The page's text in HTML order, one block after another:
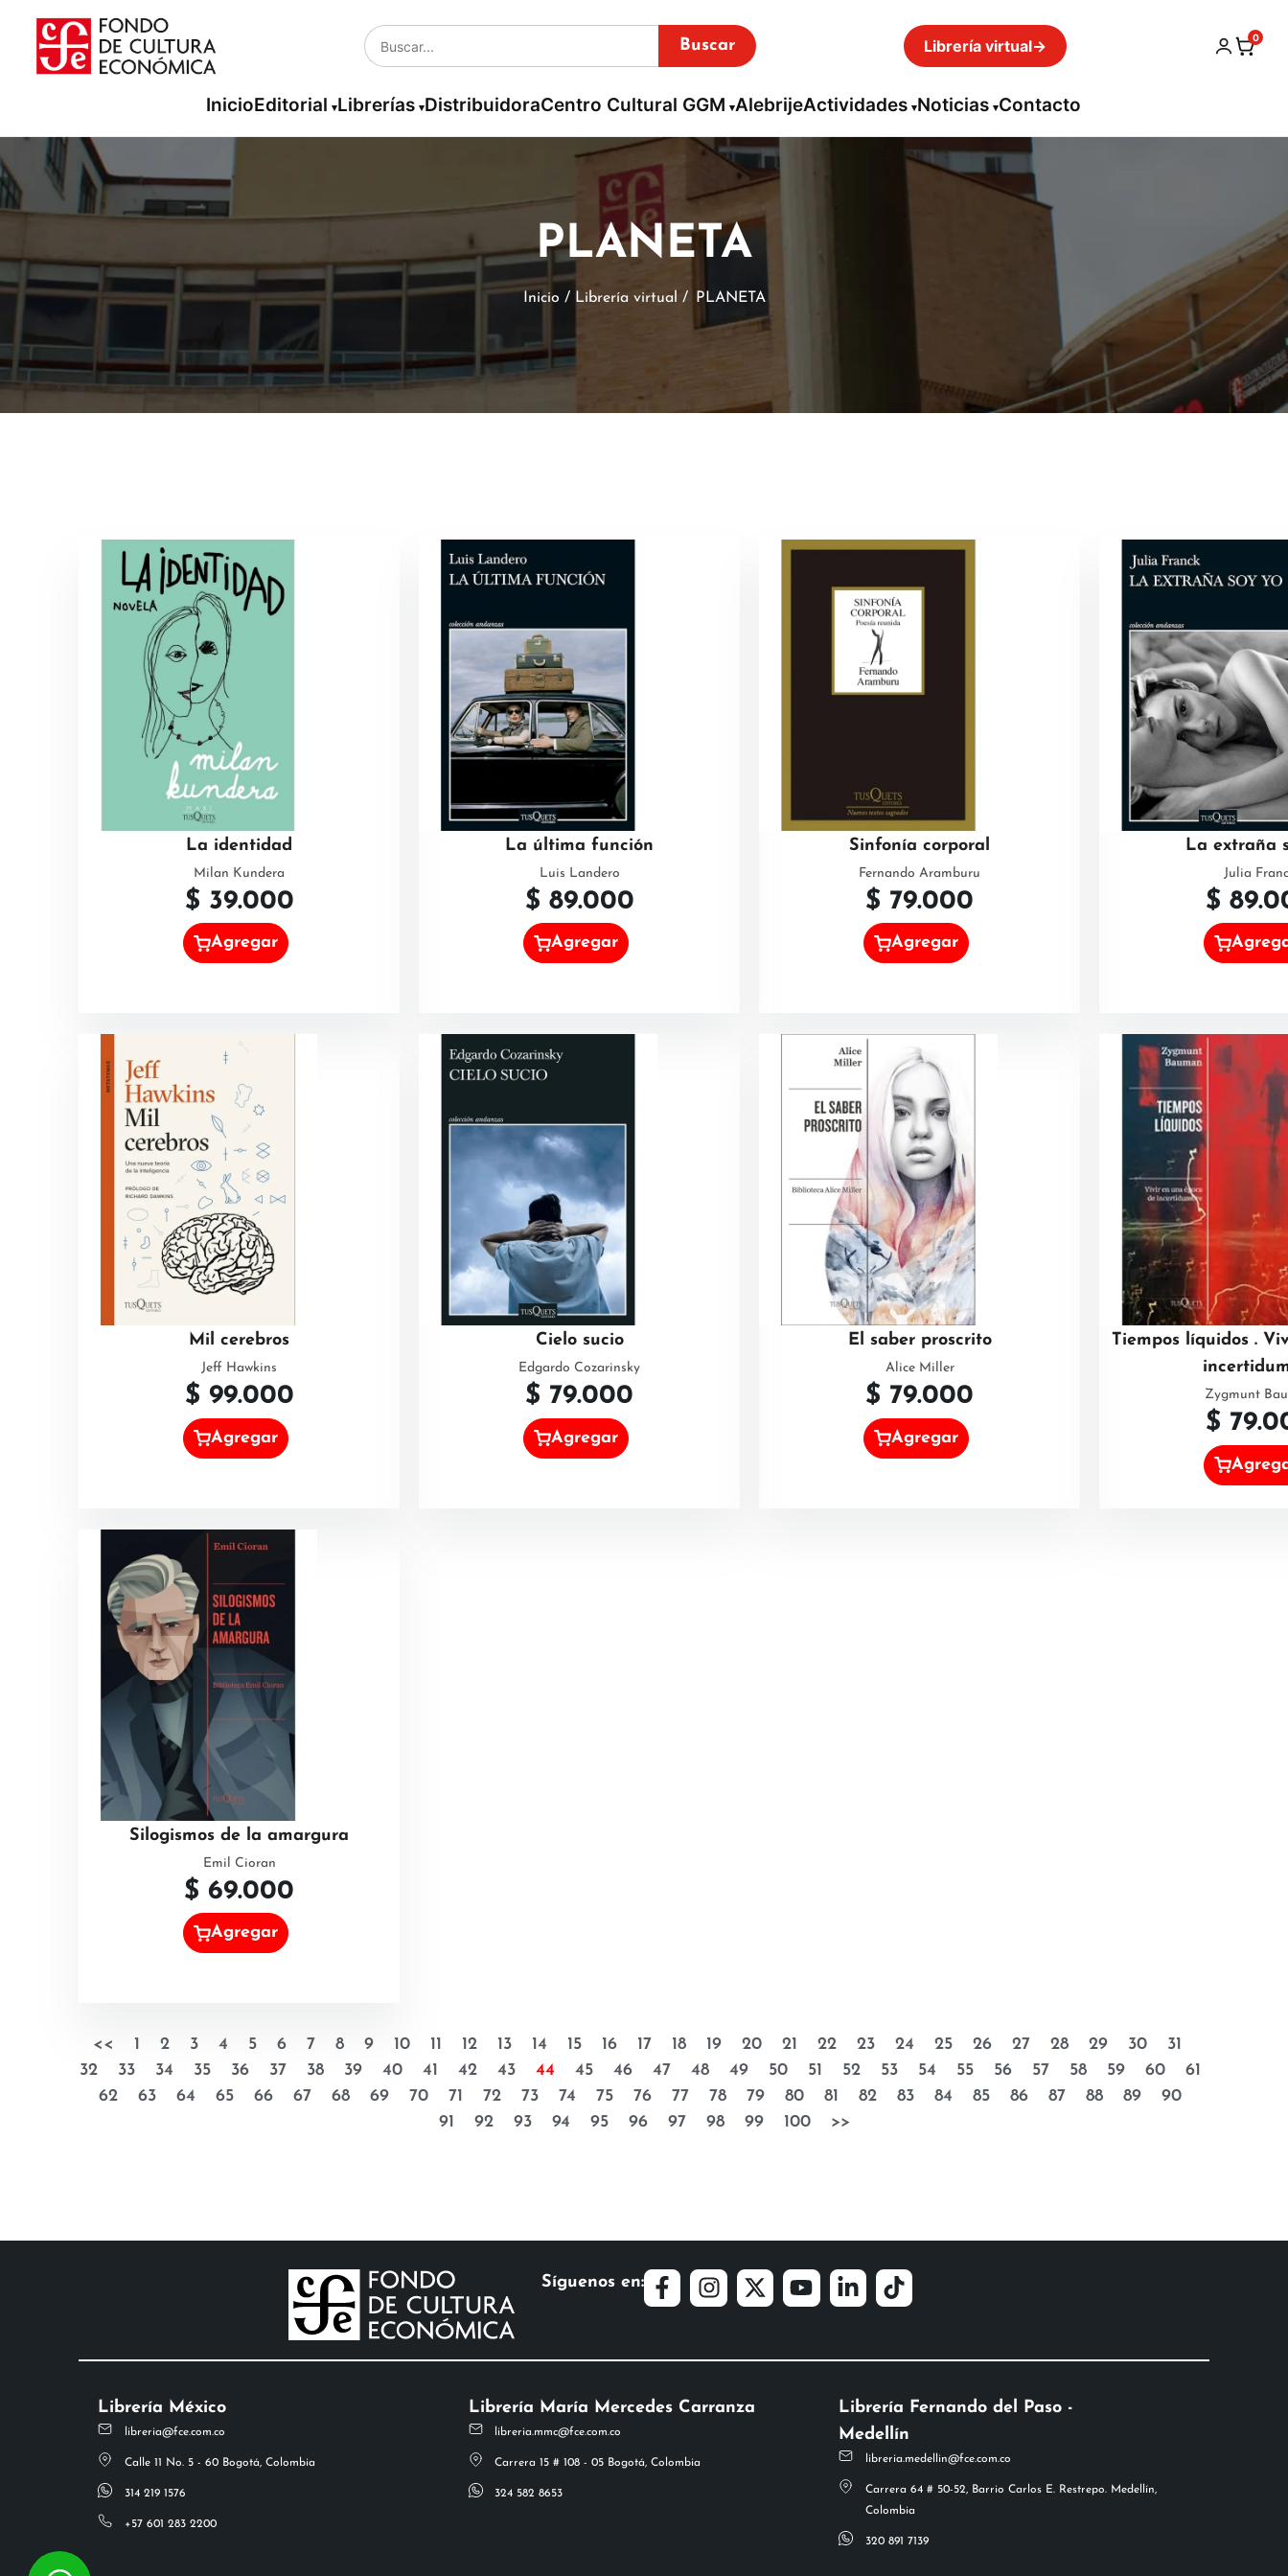
Buscar Librería virtual→ 0
InicioEditorial Librerías DistribuidoraCentro Cultural GGM AlebrijeActividades Noticias Contacto
PLANETA
Inicio / Librería virtual / PLANETA
La identidad
Milan Kundera
$ 39.000
Agregar
La última función
Luis Landero
$ 89.000
Agregar
Sinfonía corporal
Fernando Aramburu
$ 79.000
Agregar
La extraña
Julia
$
Mil cerebros
Jeff Hawkins
$ 99.000
Agregar
Cielo sucio
Edgardo Cozarinsky
$ 79.000
Agregar
El saber proscrito
Alice Miller
$ 79.000
Agregar
Tiempos líquidos .
Zygmunt
$
Silogismos de la amargura
Emil Cioran
$ 69.000
Agregar
<< 1 2 3 4 5 6 7 8 9 10 11 12 13 14 15 16 17 18 19 20 21 22 23 24 25 26 27 28 29 30
31
32
33 34 35 36 37 38 39 40 41 42 43 44 45 46 47 48 49 50 51 52 53 54 55 56 57 58 59 60
61
62
63 64 65 66 67 68 69 70 71 72 73 74 75 76 77 78 79 80 81 82 83 84 85 86 87 88 89
90
91
92 93 94 95 96 97 98 99 100 >>
Síguenos en:
Librería México
libreria@fce.com.co
Calle 11 No. 5 - 60 Bogotá, Colombia
314 219 1576
+57 601 283 2200
Librería María Mercedes Carranza
libreria.mmc@fce.com.co
Carrera 15 # 108 - 05 Bogotá, Colombia
324 582 8653
Librería Fernando del Paso -
Medellín
libreria.medellin@fce.com.co
Carrera 64 # 50-52, Barrio Carlos E. Restrepo. Medellín,
Colombia
320 891 7139